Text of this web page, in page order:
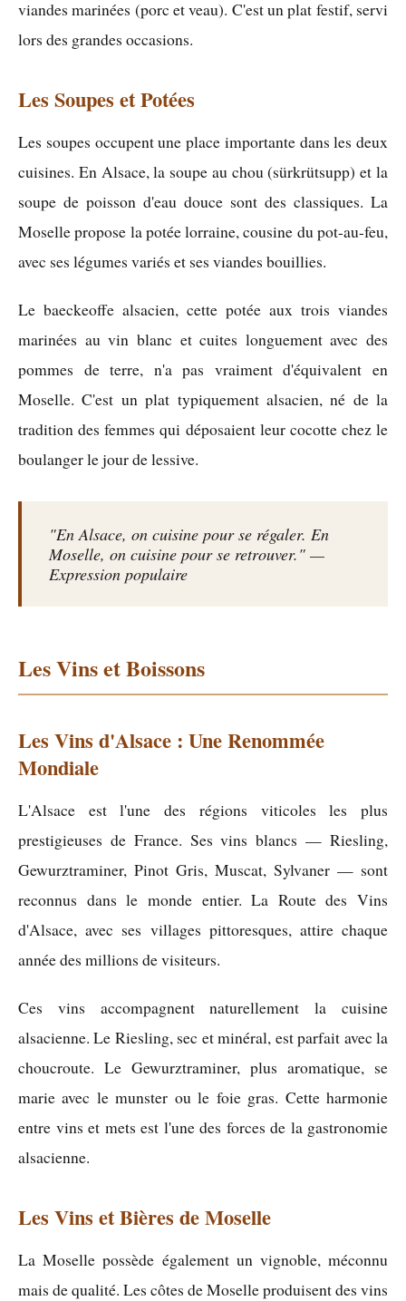
viandes marinées (porc et veau). C'est un plat festif, servi
lors des grandes occasions.
Les Soupes et Potées
Les soupes occupent une place importante dans les deux
cuisines. En Alsace, la soupe au chou (sürkrütsupp) et la
soupe de poisson d'eau douce sont des classiques. La
Moselle propose la potée lorraine, cousine du pot-au-feu,
avec ses légumes variés et ses viandes bouillies.
Le baeckeoffe alsacien, cette potée aux trois viandes
marinées au vin blanc et cuites longuement avec des
pommes de terre, n'a pas vraiment d'équivalent en
Moselle. C'est un plat typiquement alsacien, né de la
tradition des femmes qui déposaient leur cocotte chez le
boulanger le jour de lessive.
"En Alsace, on cuisine pour se régaler. En
Moselle, on cuisine pour se retrouver." —
Expression populaire
Les Vins et Boissons
Les Vins d'Alsace : Une Renommée
Mondiale
L'Alsace est l'une des régions viticoles les plus
prestigieuses de France. Ses vins blancs — Riesling,
Gewurztraminer, Pinot Gris, Muscat, Sylvaner — sont
reconnus dans le monde entier. La Route des Vins
d'Alsace, avec ses villages pittoresques, attire chaque
année des millions de visiteurs.
Ces vins accompagnent naturellement la cuisine
alsacienne. Le Riesling, sec et minéral, est parfait avec la
choucroute. Le Gewurztraminer, plus aromatique, se
marie avec le munster ou le foie gras. Cette harmonie
entre vins et mets est l'une des forces de la gastronomie
alsacienne.
Les Vins et Bières de Moselle
La Moselle possède également un vignoble, méconnu
mais de qualité. Les côtes de Moselle produisent des vins